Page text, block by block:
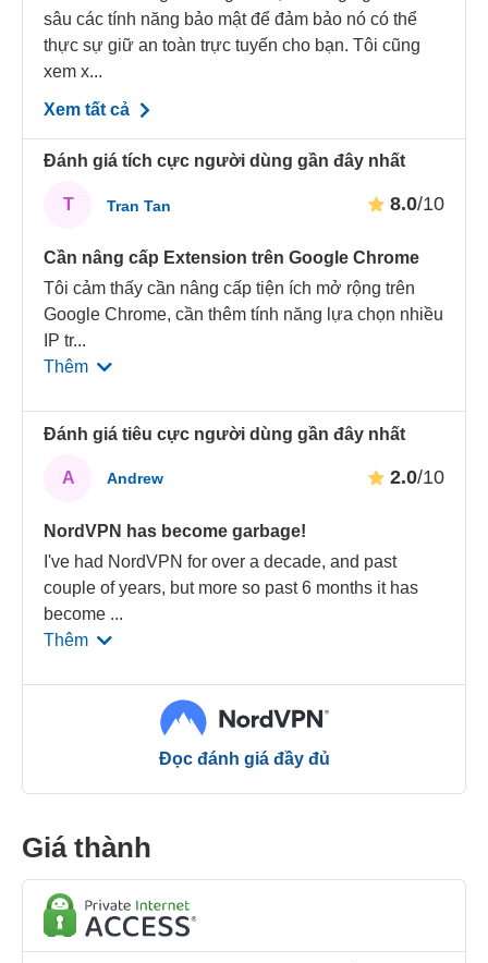
sâu các tính năng bảo mật để đảm bảo nó có thể
thực sự giữ an toàn trực tuyến cho bạn. Tôi cũng
xem x...
Xem tất cả
Đánh giá tích cực người dùng gần đây nhất
T Tran Tan 8.0/10
Cần nâng cấp Extension trên Google Chrome
Tôi cảm thấy cần nâng cấp tiện ích mở rộng trên
Google Chrome, cần thêm tính năng lựa chọn nhiều
IP tr...
Thêm
Đánh giá tiêu cực người dùng gần đây nhất
A Andrew 2.0/10
NordVPN has become garbage!
I've had NordVPN for over a decade, and past
couple of years, but more so past 6 months it has
become ...
Thêm
Đọc đánh giá đầy đủ
Giá thành